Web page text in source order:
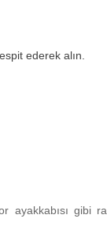
ederek alın.
gibi